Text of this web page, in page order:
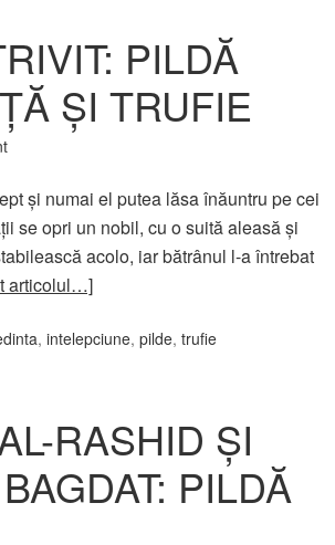
PILDĂ
ȘI TRUFIE
şi numai el putea lăsa înăuntru pe cei
se opri un nobil, cu o suită aleasă şi
acolo, iar bătrânul l-a întrebat
articolul…]
, intelepciune, pilde, trufie
RASHID ŞI
PILDĂ